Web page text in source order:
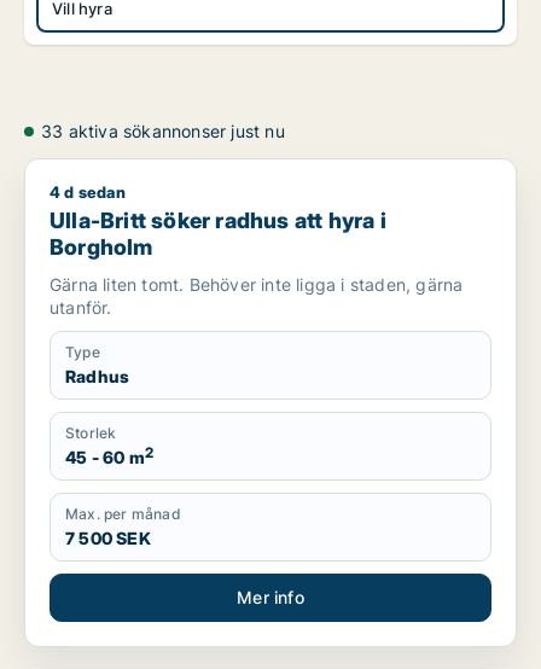
Vill hyra
33 aktiva sökannonser just nu
Ulla-Britt söker radhus att hyra i Borgholm
4 d sedan
Ulla-Britt söker radhus att hyra i
Borgholm
Gärna liten tomt. Behöver inte ligga i staden, gärna
utanför.
Type
Radhus
Storlek
45 - 60 m2
Max. per månad
7 500 SEK
Mer info